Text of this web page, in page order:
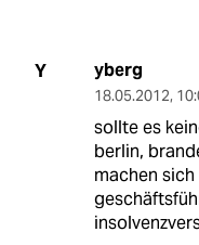
Y yberg
18.05.2012,
sollte es
berlin,
machen